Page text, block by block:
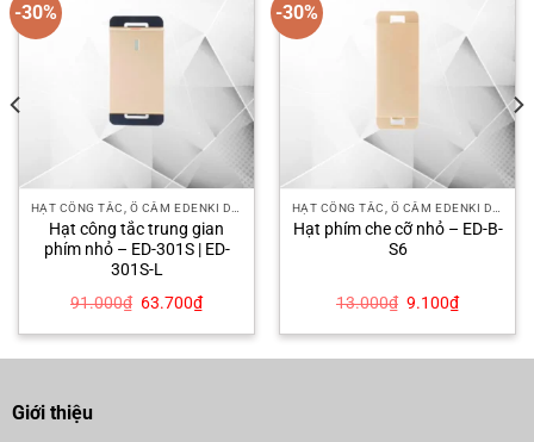
-30%
HẠT CÔNG TẮC, Ổ CẮM EDENKI DELUXE
Hạt công tắc trung gian
phím nhỏ – ED-301S | ED-
301S-L
91.000₫ Giá
là:
63.700₫Giá
hiện
tại
63.700₫.
-30%
HẠT CÔNG TẮC, Ổ CẮM EDENKI DELUXE
Hạt phím che cỡ nhỏ – ED-B-
S6
13.000₫ Giá
là:
9.100₫Giá
hiện
tại
9.100₫.
Giới thiệu